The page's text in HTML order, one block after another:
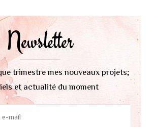
Newsletter
trimestre mes nouveaux projets;
et actualité du moment